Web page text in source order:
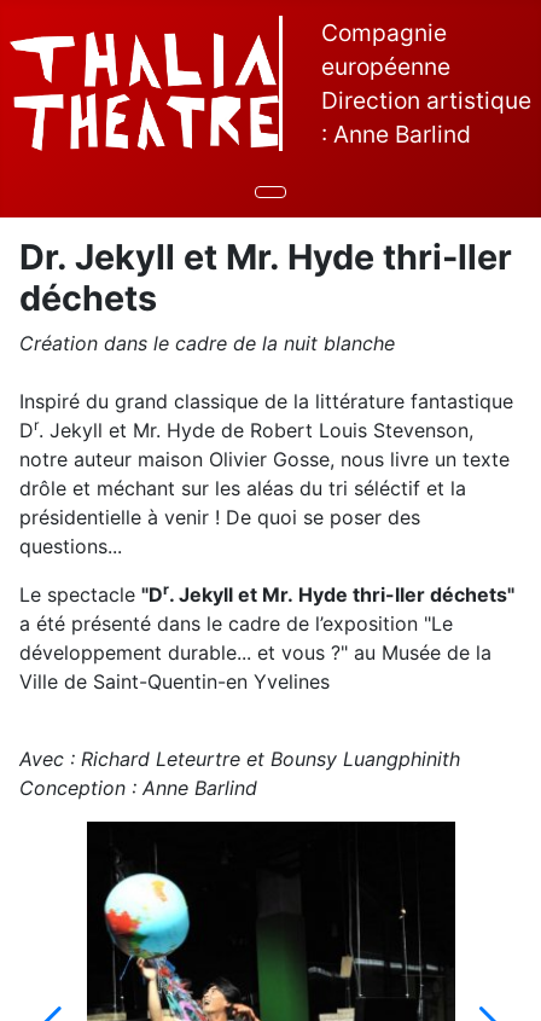
Compagnie
européenne
Direction artistique
: Anne Barlind
Dr. Jekyll et Mr. Hyde thri-ller
déchets
Création dans le cadre de la nuit blanche
Inspiré du grand classique de la littérature fantastique
Dr. Jekyll et Mr. Hyde de Robert Louis Stevenson,
notre auteur maison Olivier Gosse, nous livre un texte
drôle et méchant sur les aléas du tri séléctif et la
présidentielle à venir ! De quoi se poser des
questions...
Le spectacle "Dr. Jekyll et Mr. Hyde thri-ller déchets"
a été présenté dans le cadre de l’exposition "Le
développement durable... et vous ?" au Musée de la
Ville de Saint-Quentin-en Yvelines
Avec : Richard Leteurtre et Bounsy Luangphinith
Conception : Anne Barlind